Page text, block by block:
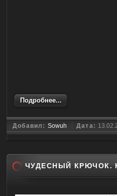
Подробнее...
Добавил: Sowuh Дата:
ЧУДЕСНЫЙ КРЮЧОК.